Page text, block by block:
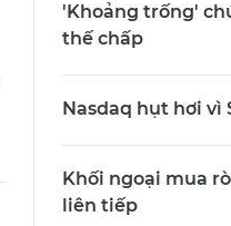
'Khoảng trống'
thế chấp
Nasdaq hụt hơi vì
Khối ngoại mua
liên tiếp